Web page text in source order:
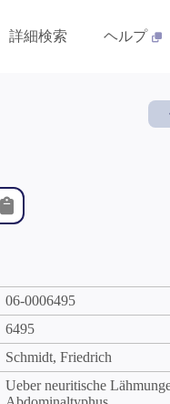
詳細検索 ヘルプ
06-0006495
6495
Schmidt, Friedrich
Ueber neuritische